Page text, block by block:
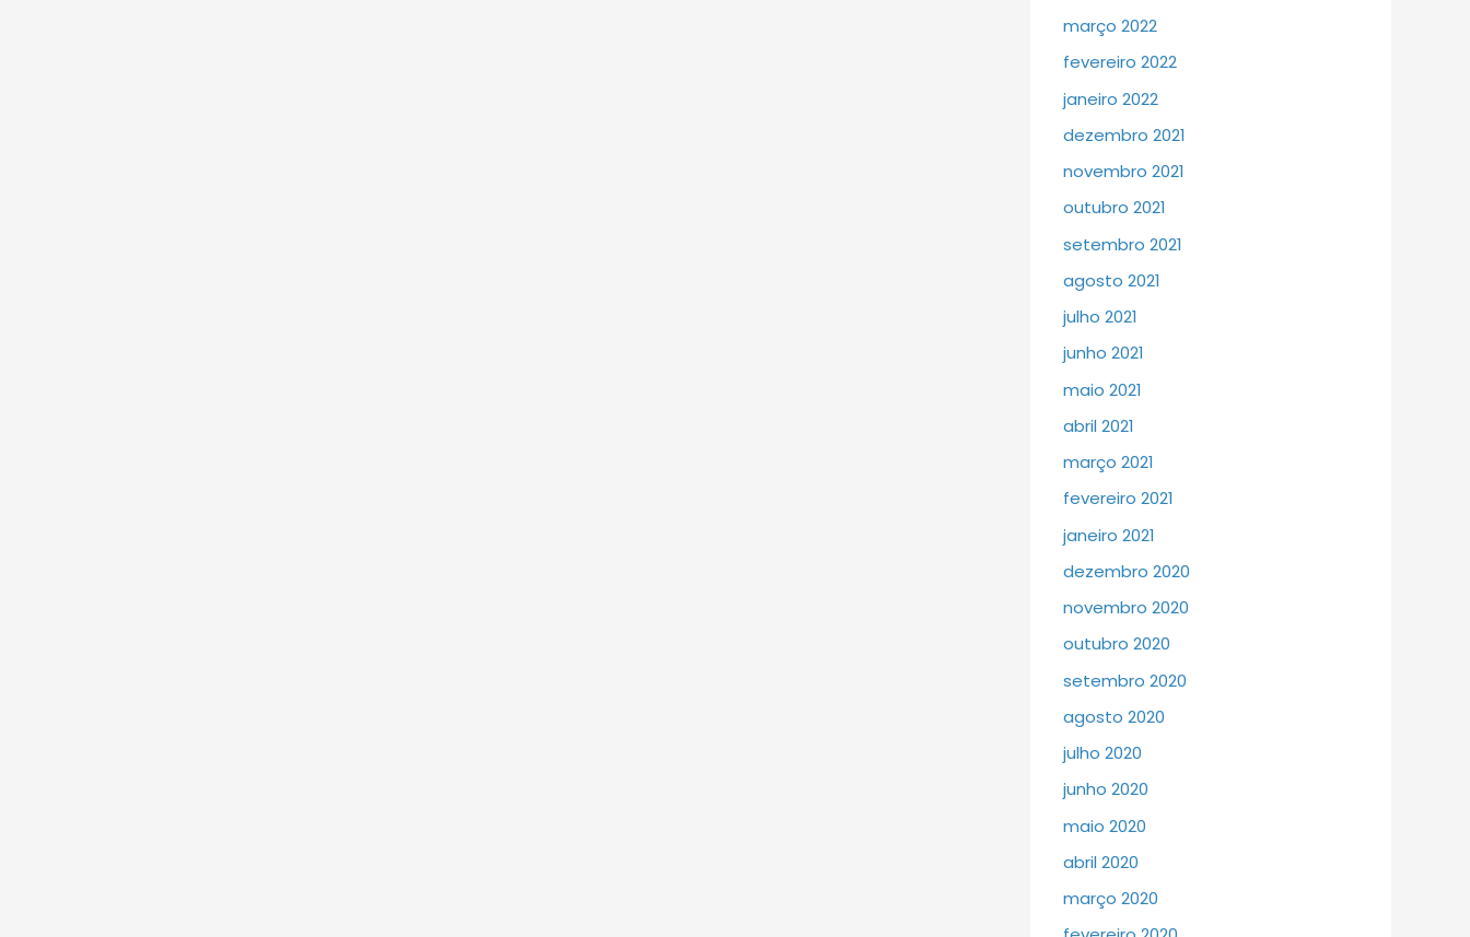
março 2022
fevereiro 2022
janeiro 2022
dezembro 2021
novembro 2021
outubro 2021
setembro 2021
agosto 2021
julho 2021
junho 2021
maio 2021
abril 2021
março 2021
fevereiro 2021
janeiro 2021
dezembro 2020
novembro 2020
outubro 2020
setembro 2020
agosto 2020
julho 2020
junho 2020
maio 2020
abril 2020
março 2020